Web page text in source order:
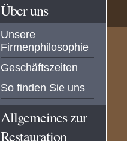
Über uns
Unsere
Firmenphilosophie
Geschäftszeiten
So finden Sie uns
Allgemeines zur
Restauration